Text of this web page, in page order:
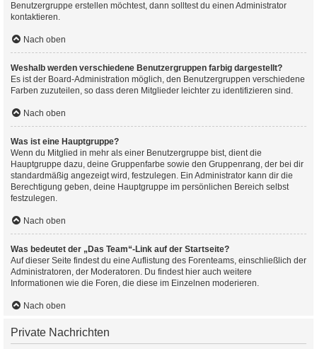
Benutzergruppe erstellen möchtest, dann solltest du einen Administrator
kontaktieren.
Nach oben
Weshalb werden verschiedene Benutzergruppen farbig dargestellt?
Es ist der Board-Administration möglich, den Benutzergruppen verschiedene
Farben zuzuteilen, so dass deren Mitglieder leichter zu identifizieren sind.
Nach oben
Was ist eine Hauptgruppe?
Wenn du Mitglied in mehr als einer Benutzergruppe bist, dient die
Hauptgruppe dazu, deine Gruppenfarbe sowie den Gruppenrang, der bei dir
standardmäßig angezeigt wird, festzulegen. Ein Administrator kann dir die
Berechtigung geben, deine Hauptgruppe im persönlichen Bereich selbst
festzulegen.
Nach oben
Was bedeutet der „Das Team“-Link auf der Startseite?
Auf dieser Seite findest du eine Auflistung des Forenteams, einschließlich der
Administratoren, der Moderatoren. Du findest hier auch weitere
Informationen wie die Foren, die diese im Einzelnen moderieren.
Nach oben
Private Nachrichten